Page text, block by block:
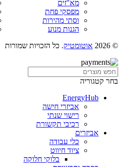
מא"זים
מפסקי פחת
וסתי מהירות
הגנות מנוע
© 2026
אוטומטיק. כל הזכויות שמורות
בחר קטגוריה
EnergyHub
אביזרי חישה
רישוי שנתי
רכיבי תקשורת
אביזרים
כלי עבודה
ציוד חיווט
בלוקי חלוקה